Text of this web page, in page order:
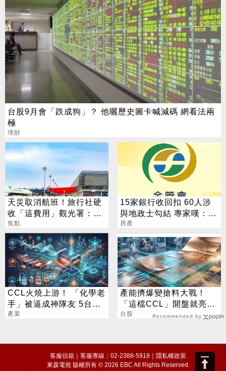
台股9月會「跌成狗」？ 他曬歷史圖卡喊減碼 網看法兩
極
理財
天災取消航班！旅行社硬
收「這費用」觀光署：最
高罰5萬
焦點
15家銀行收回扣 60人涉
與地政士勾結 專家嘆：徹
查恐血流成河
房產
CCL火燒上游！ 「化學老
手」被逼成神隊友 5台廠
默默發財
產業
產能擠爆變搶料大戰！
「這檔CCL」開盤就亮燈
大和看到600元
台股 Recommended by
客服信箱｜客服專線：02-2388-5918｜隱私權政策
東森電視 版權所有 © 2026 EBC All Rights Reserved.